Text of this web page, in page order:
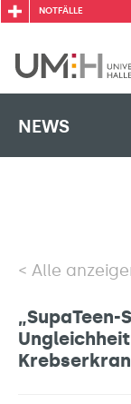
NOTFÄLLE
NEWS
Alle